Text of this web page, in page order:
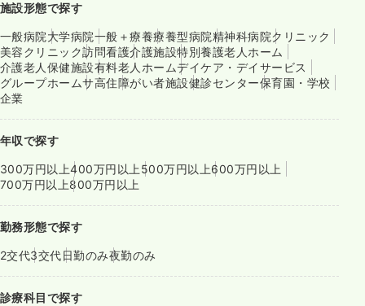
施設形態で探す
一般病院大学病院一般＋療養療養型病院精神科病院クリニック
美容クリニック訪問看護介護施設特別養護老人ホーム
介護老人保健施設有料老人ホームデイケア・デイサービス
グループホームサ高住障がい者施設健診センター保育園・学校
企業
年収で探す
300万円以上400万円以上 500万円以上600万円以上
700万円以上800万円以上
勤務形態で探す
2交代3交代日勤のみ夜勤のみ
診療科目で探す